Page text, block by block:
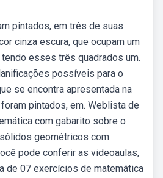
pintados, em três de suas
cinza escura, que ocupam um
esses três quadrados um.
possíveis para o
se encontra apresentada na
pintados, em. Weblista de
com gabarito sobre o
geométricos com
pode conferir as videoaulas,
de 07 exercícios de matemática